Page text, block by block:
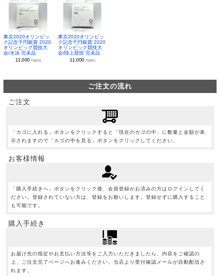
東京2020オリンピッ
ク記念千円銀貨 2020
オリンピック競技大
会/水泳 完未品
11,000円(税別)
東京2020オリンピッ
ク記念千円銀貨 2020
オリンピック競技大
会/陸上競技 完未品
11,000 円(税別)
ご注文の流れ
ご注文
「カゴに入れる」ボタンをクリックすると「現在のカゴの中」に数量と金額が表
示されますので「カゴの中を見る」ボタンをクリックしてください。
お客様情報
「購入手続きへ」ボタンをクリック後、会員登録がお済みの方はログインしてく
ださい。登録されていない方は、登録をお願いします。登録せずに購入すること
も可能です。
購入手続き
お届け先の指定やお支払い方法等をご入力いただきましたら、内容をご確認の
上、ご注文完了ページへお進みください。当店より受付確認メールが自動配信さ
れます。